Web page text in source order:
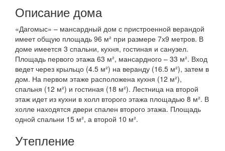
Описание дома
«Дагомыс» – мансардный дом с пристроенной верандой
имеет общую площадь 96 м² при размере 7х9 метров. В
доме имеется 3 спальни, кухня, гостиная и санузел.
Площадь первого этажа 63 м², мансардного – 33 м². Вход
ведет через крыльцо (4.5 м²) на веранду (16.5 м²), затем в
дом. На первом этаже расположена кухня (12 м²),
спальня (12 м²) и гостиная (18 м²). Лестница на второй
этаж идет из кухни в холл второго этажа площадью 8 м². В
холле находятся двери спален второго этажа. Площадь
одной спальни 15 м², а второй 10 м².
Утепление